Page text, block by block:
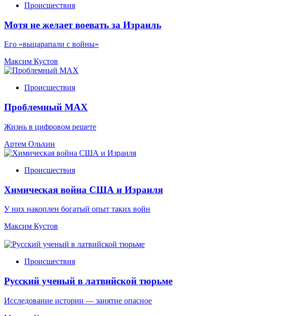
Происшествия
Мотя не желает воевать за Израиль
Его «выцарапали с войны»
Максим Кустов
Происшествия
Проблемный МАХ
Жизнь в цифровом решете
Артем Ольхин
Происшествия
Химическая война США и Израиля
У них накоплен богатый опыт таких войн
Максим Кустов
Происшествия
Русский ученый в латвийской тюрьме
Исследование истории — занятие опасное